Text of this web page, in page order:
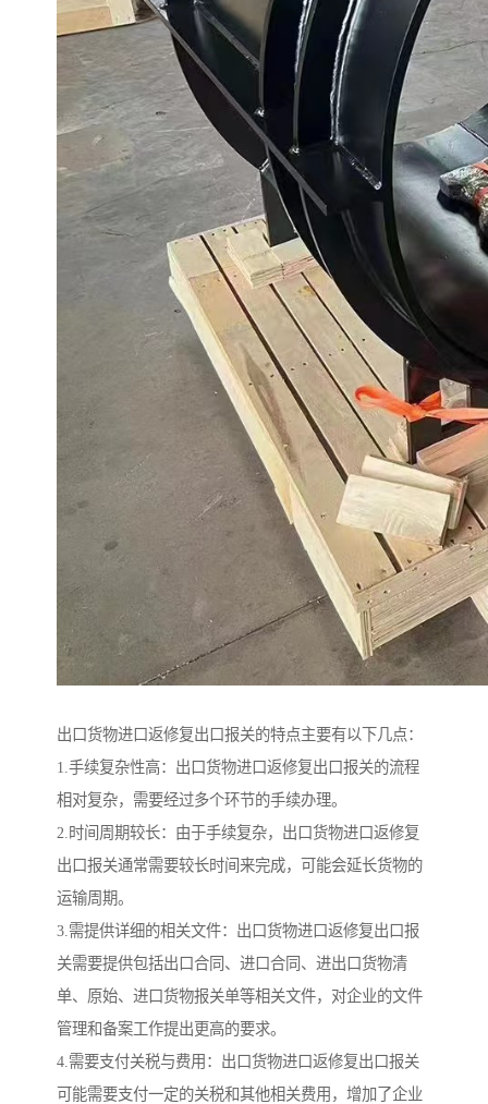
出口货物进口返修复出口报关的特点主要有以下几点：
1.手续复杂性高：出口货物进口返修复出口报关的流程
相对复杂，需要经过多个环节的手续办理。
2.时间周期较长：由于手续复杂，出口货物进口返修复
出口报关通常需要较长时间来完成，可能会延长货物的
运输周期。
3.需提供详细的相关文件：出口货物进口返修复出口报
关需要提供包括出口合同、进口合同、进出口货物清
单、原始、进口货物报关单等相关文件，对企业的文件
管理和备案工作提出更高的要求。
4.需要支付关税与费用：出口货物进口返修复出口报关
可能需要支付一定的关税和其他相关费用，增加了企业